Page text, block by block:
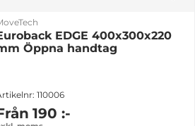
EDGE 400x300x220
Öppna handtag
110006
190 :-